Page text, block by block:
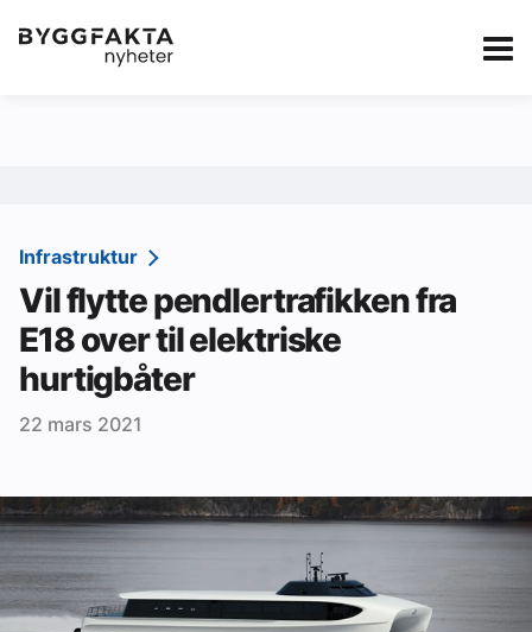
Kategorier Jobbmarkedet Annonsere i
Redaksjonen
Om Byggfakta
Annonsere
Abonnere
Tips oss
Ledige stillinger
Infrastruktur
Vil flytte pendlertrafikken fra
E18 over til elektriske
hurtigbåter
22 mars 2021